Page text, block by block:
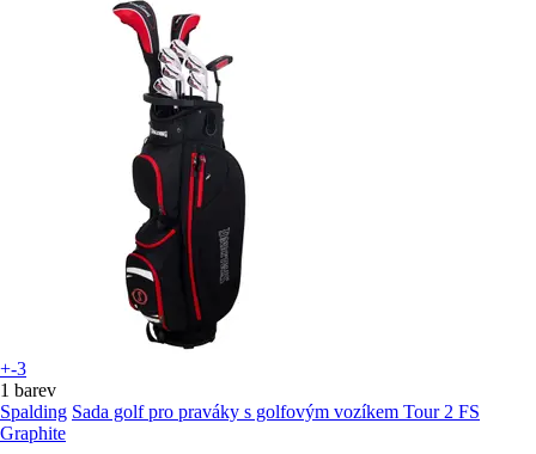
+-3
1 barev
Spalding Sada golf pro praváky s golfovým vozíkem Tour 2 FS
Graphite